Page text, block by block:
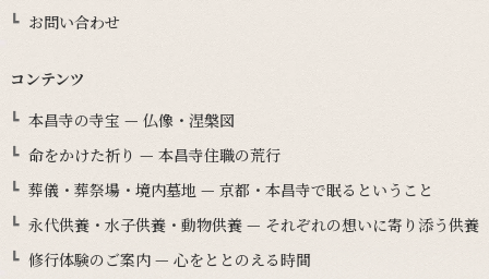
お問い合わせ
コンテンツ
本昌寺の寺宝 — 仏像・涅槃図
命をかけた祈り — 本昌寺住職の荒行
葬儀・葬祭場・境内墓地 — 京都・本昌寺で眠るということ
永代供養・水子供養・動物供養 — それぞれの想いに寄り添う供養
修行体験のご案内 — 心をととのえる時間